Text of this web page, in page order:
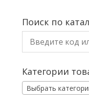
Поиск по
Категории
Выбрать